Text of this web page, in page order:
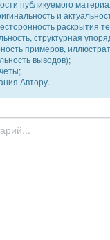
публикуемого
и
раскрытия
структурная
примеров,
выводов);
Автору.